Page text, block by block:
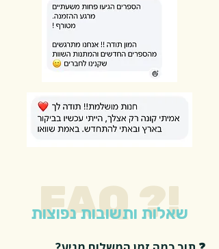
FAQ ?!
שאלות ותשובות נפוצות